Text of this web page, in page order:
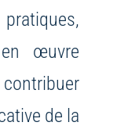
œuvre
de la